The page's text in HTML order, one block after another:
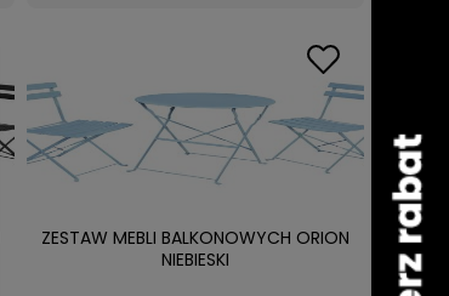
ZESTAW MEBLI BALKONOWYCH ORION
NIEBIESKI